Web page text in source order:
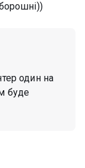
один на
буде